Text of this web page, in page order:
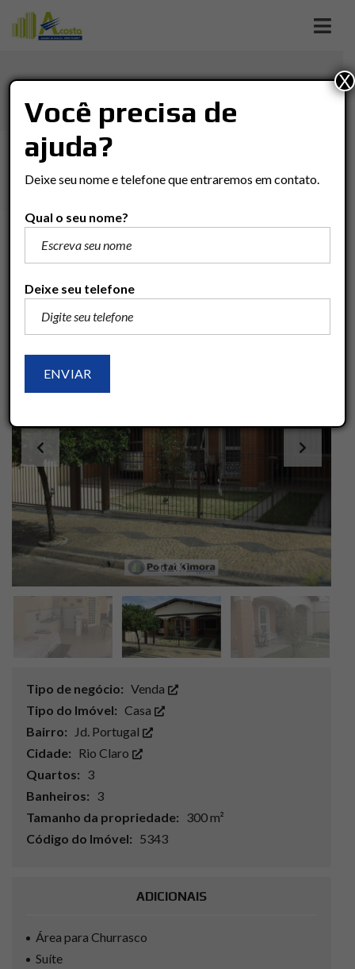
Imóveis Casa
R$530.000
1/30
Tipo de negócio: Venda
Tipo do Imóvel: Casa
Bairro:
Jd. Portugal
Cidade: Rio Claro
Quartos: 3
Banheiros: 3
Tamanho da propriedade: 300 m²
Código do Imóvel: 5343
ADICIONAIS
Área para Churrasco
Suíte
Você precisa de
ajuda?
Deixe seu nome e telefone que entraremos em contato.
Qual o seu nome?
Deixe seu telefone
X